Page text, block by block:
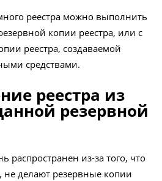
реестра можно выполнить
копии реестра, или с
реестра, создаваемой
средствами.
реестра из
резервной
распространен из-за того, что
не делают резервные копии